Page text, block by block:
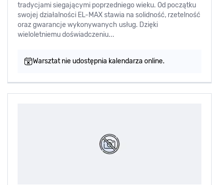
tradycjami siegającymi poprzedniego wieku. Od początku
swojej działalności EL-MAX stawia na solidność, rzetelność
oraz gwarancje wykonywanych usług. Dzięki
wieloletniemu doświadczeniu...
Warsztat nie udostępnia kalendarza online.